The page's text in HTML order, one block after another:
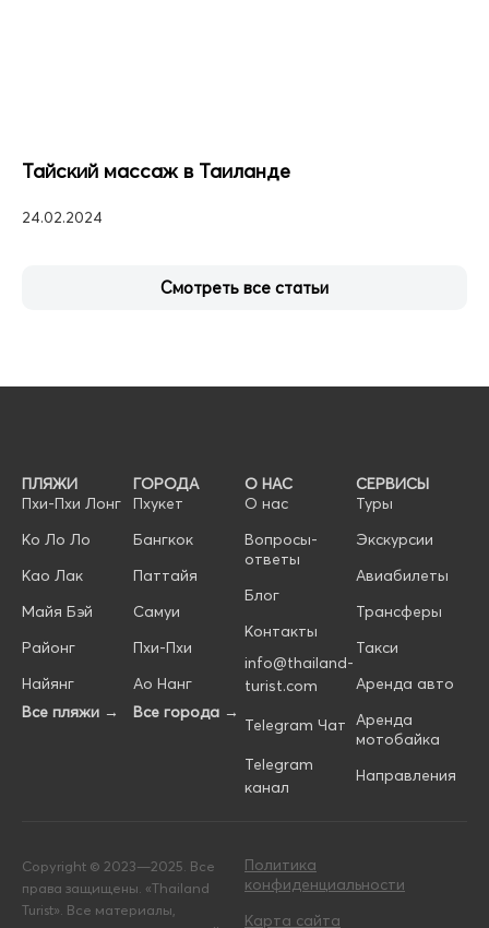
Тайский массаж в Таиланде
24.02.2024
Смотреть все статьи
ПЛЯЖИ
Пхи-Пхи Лонг
Ко Ло Ло
Као Лак
Майя Бэй
Районг
Найянг
Все пляжи →
ГОРОДА
Пхукет
Бангкок
Паттайя
Самуи
Пхи-Пхи
Ао Нанг
Все города →
О НАС
О нас
Вопросы-
ответы
Блог
Контакты
info@thailand-
turist.com
Telegram Чат
Telegram
канал
СЕРВИСЫ
Туры
Экскурсии
Авиабилеты
Трансферы
Такси
Аренда авто
Аренда
мотобайка
Направления
Copyright © 2023—2025. Все
права защищены. «Thailand
Turist». Все материалы,
Политика
конфиденциальности
Карта сайта